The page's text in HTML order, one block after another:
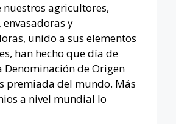
nuestros agricultores,
y
unido a sus elementos
han hecho que día de
Denominación de Origen
premiada del mundo. Más
a nivel mundial lo